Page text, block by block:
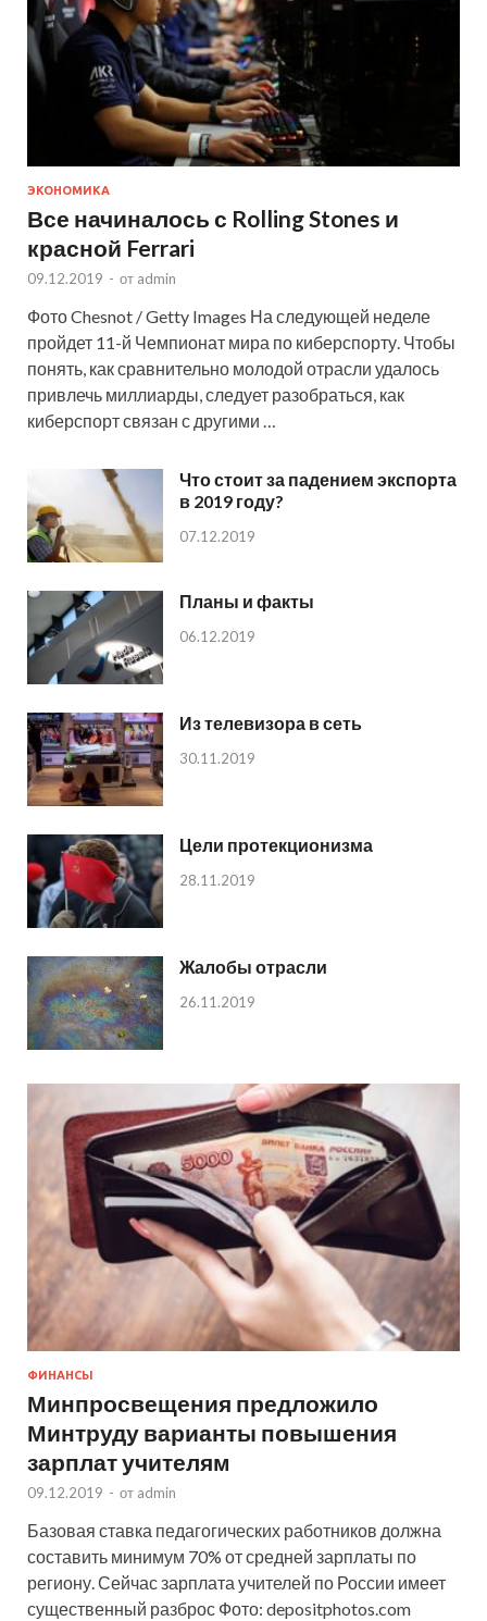
ЭКОНОМИКА
Все начиналось с Rolling Stones и
красной Ferrari
09.12.2019 - от admin
Фото Chesnot / Getty Images На следующей неделе
пройдет 11-й Чемпионат мира по киберспорту. Чтобы
понять, как сравнительно молодой отрасли удалось
привлечь миллиарды, следует разобраться, как
киберспорт связан с другими …
Что стоит за падением экспорта
в 2019 году?
07.12.2019
Планы и факты
06.12.2019
Из телевизора в сеть
30.11.2019
Цели протекционизма
28.11.2019
Жалобы отрасли
26.11.2019
ФИНАНСЫ
Минпросвещения предложило
Минтруду варианты повышения
зарплат учителям
09.12.2019 - от admin
Базовая ставка педагогических работников должна
составить минимум 70% от средней зарплаты по
региону. Сейчас зарплата учителей по России имеет
существенный разброс Фото: depositphotos.com